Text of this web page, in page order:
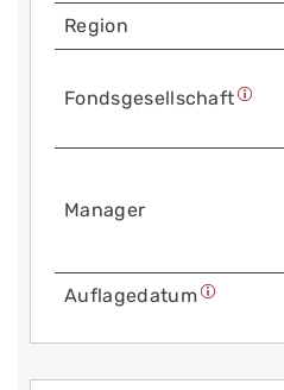
Region
Fonds­gesellschaft
Manager
Auflage­datum